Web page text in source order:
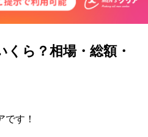
くら？相場・総額・
す！